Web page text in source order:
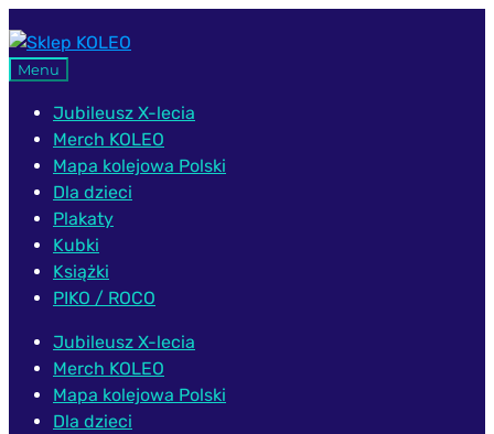
Przejdź
do
Przejdź
do
Menu
Jubileusz X-lecia
Merch KOLEO
Mapa kolejowa Polski
Dla dzieci
Plakaty
Kubki
Książki
PIKO / ROCO
Jubileusz X-lecia
Merch KOLEO
Mapa kolejowa Polski
Dla dzieci